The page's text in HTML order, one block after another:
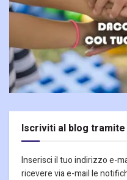
Iscriviti al blog
Inserisci il tuo indirizzo e-
ricevere via e-mail le